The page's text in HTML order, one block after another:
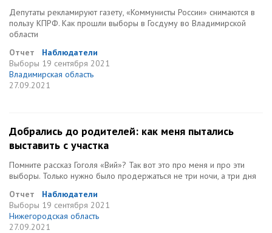
Депутаты рекламируют газету, «Коммунисты России» снимаются в
пользу КПРФ. Как прошли выборы в Госдуму во Владимирской
области
Отчет
Наблюдатели
Выборы 19 сентября 2021
Владимирская область
27.09.2021
Добрались до родителей: как меня пытались
выставить с участка
Помните рассказ Гоголя «Вий»? Так вот это про меня и про эти
выборы. Только нужно было продержаться не три ночи, а три дня
Отчет
Наблюдатели
Выборы 19 сентября 2021
Нижегородская область
27.09.2021